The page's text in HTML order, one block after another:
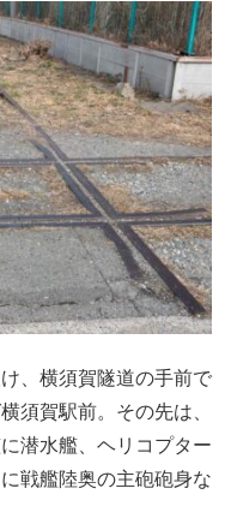
、横須賀隧道の手前で
須賀駅前。その先は、
潜水艦、ヘリコプター
戦艦陸奥の主砲砲身な